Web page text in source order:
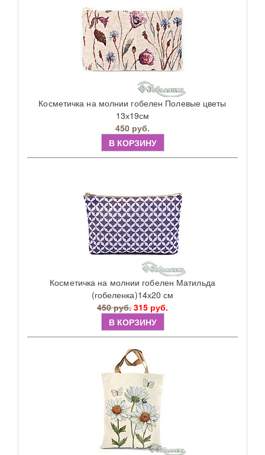
Косметичка на молнии гобелен Полевые цветы
13х19см
450 руб.
В КОРЗИНУ
Косметичка на молнии гобелен Матильда
(гобеленка)14х20 см
450 руб. 315 руб.
В КОРЗИНУ